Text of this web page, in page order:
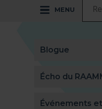
MENU
Blogue
Écho du
Événements